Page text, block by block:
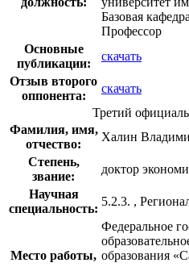
Базовая
Профессор
Основные
публикации:
скачать
Отзыв второго
оппонента:
скачать
Третий
Фамилия, имя,
отчество:
Халин
Степень,
звание:
доктор
Научная
специальность:
5.2.3. ,
Место работы,
Федеральное
образования